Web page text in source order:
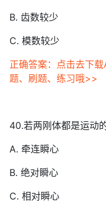
B. 齿数较少
C. 模数较少
正确答案：点击去下
题、刷题、练习哦>>
40.若两刚体都是运动
A. 牵连瞬心
B. 绝对瞬心
C. 相对瞬心